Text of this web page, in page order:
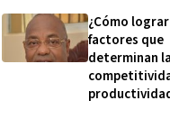
¿Cómo
factores que
determinan